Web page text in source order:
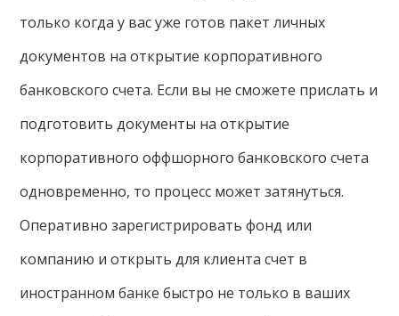
только когда у вас уже готов пакет личных
документов на открытие корпоративного
банковского счета. Если вы не сможете прислать и
подготовить документы на открытие
корпоративного оффшорного банковского счета
одновременно, то процесс может затянуться.
Оперативно зарегистрировать фонд или
компанию и открыть для клиента счет в
иностранном банке быстро не только в ваших